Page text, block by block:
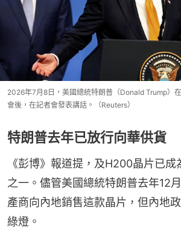
2026年7月8日，美國總統特朗普（Donald Trump）
會後，在記者會發表講話。（Reuters）
特朗普去年已放行向華供貨
《彭博》報道提，及H200晶片已
之一。儘管美國總統特朗普去年12
產商向內地銷售這款晶片，但內地
綠燈。